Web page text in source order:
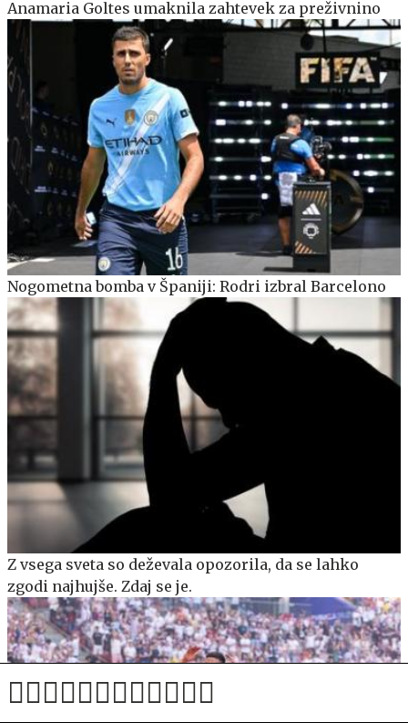
Anamaria Goltes umaknila zahtevek za preživnino
Nogometna bomba v Španiji: Rodri izbral Barcelono
Z vsega sveta so deževala opozorila, da se lahko
zgodi najhujše. Zdaj se je.